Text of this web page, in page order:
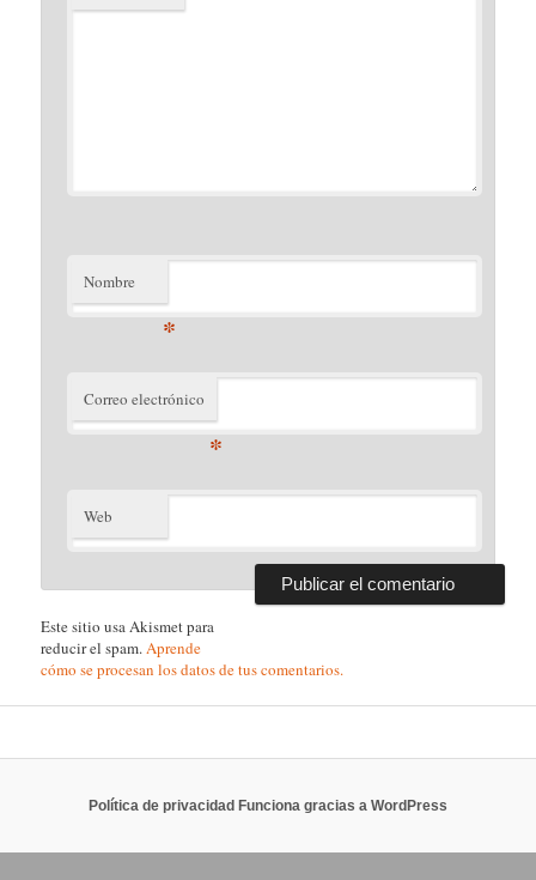
Nombre
*
Correo electrónico
*
Web
Este sitio usa Akismet para
reducir el spam.Aprende
cómo se procesan los datos de tus comentarios.
Política de privacidad Funciona gracias a WordPress